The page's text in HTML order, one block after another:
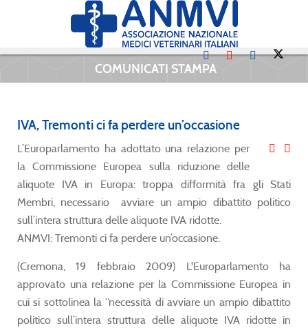
COMUNICATI STAMPA
IVA, Tremonti ci fa perdere un’occasione
L’Europarlamento ha adottato una relazione per
la Commissione Europea sulla riduzione delle
aliquote IVA in Europa: troppa difformità fra gli Stati
Membri, necessario avviare un ampio dibattito politico
sull’intera struttura delle aliquote IVA ridotte.
ANMVI: Tremonti ci fa perdere un’occasione.
(Cremona, 19 febbraio 2009) L'Europarlamento ha
approvato una relazione per la Commissione Europea in
cui si sottolinea la “necessità di avviare un ampio dibattito
politico sull’intera struttura delle aliquote IVA ridotte in